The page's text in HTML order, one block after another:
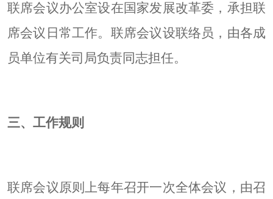
联席会议办公室设在国家发展改革委，承担联
席会议日常工作。联席会议设联络员，由各成
员单位有关司局负责同志担任。
三、工作规则
联席会议原则上每年召开一次全体会议，由召